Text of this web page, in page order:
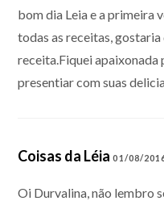
bom dia Leia e a primeira
todas as receitas,
receita.Fiquei apaixonada
presentiar com suas
Coisas da Léia 01/08/
Oi Durvalina, não lembro